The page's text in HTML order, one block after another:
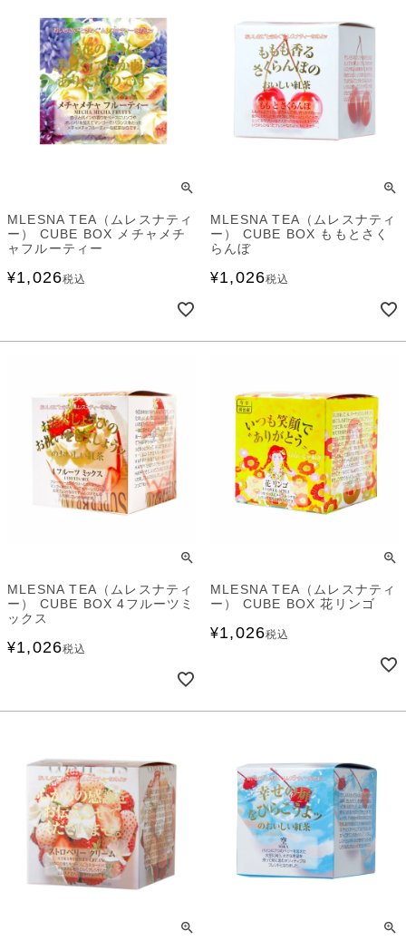
MLESNA TEA（ムレスナティ
ー） CUBE BOX メチャメチ
ャフルーティー
¥1,026税込
MLESNA TEA（ムレスナティ
ー） CUBE BOX ももとさく
らんぼ
¥1,026税込
MLESNA TEA（ムレスナティ
ー） CUBE BOX 4フルーツミ
ックス
¥1,026税込
MLESNA TEA（ムレスナティ
ー） CUBE BOX 花リンゴ
¥1,026税込